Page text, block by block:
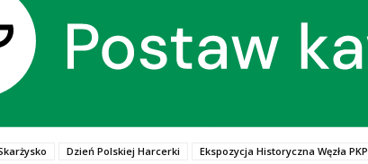
Dzień Polskiej Harcerki Ekspozycja Historyczna Węzła PKP